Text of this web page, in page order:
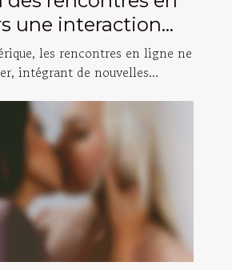
une interaction
intime ?
les rencontres en ligne ne
intégrant de nouvelles...